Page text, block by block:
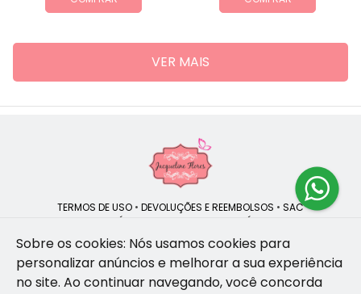
VER MAIS
TERMOS DE USO • DEVOLUÇÕES E REEMBOLSOS • SAC
POLÍTICA DE PRIVACIDADE POLÍTICA DE COOKIES
Jacqueline Flores | CNPJ: 47.335.418/0001-13
Sobre os cookies: Nós usamos cookies para
personalizar anúncios e melhorar a sua experiência
no site. Ao continuar navegando, você concorda